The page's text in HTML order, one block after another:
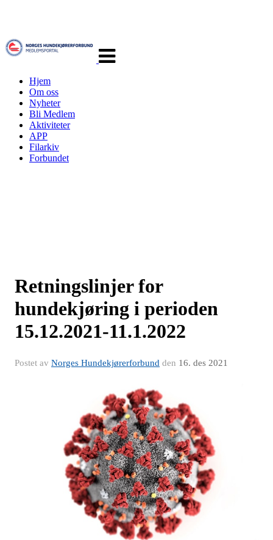
navigasjon
Hjem
Om oss
Nyheter
Bli Medlem
Aktiviteter
APP
Filarkiv
Forbundet
Retningslinjer for
hundekjøring i perioden
15.12.2021-11.1.2022
Postet av Norges Hundekjørerforbund den 16. des 2021